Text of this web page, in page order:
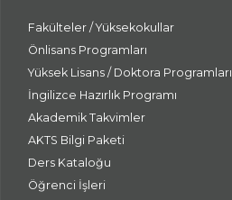
Fakülteler / Yüksekokullar
Önlisans Programları
Yüksek Lisans / Doktora Programları
İngilizce Hazırlık Programı
Akademik Takvimler
AKTS Bilgi Paketi
Ders Kataloğu
Öğrenci İşleri